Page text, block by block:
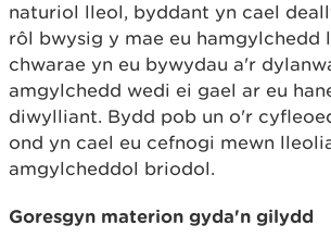
naturiol lleol, byddant yn cael
rôl bwysig y mae eu hamgylchedd
chwarae yn eu bywydau a'r
amgylchedd wedi ei gael ar eu
diwylliant. Bydd pob un o'r
ond yn cael eu cefnogi mewn
amgylcheddol briodol.
Goresgyn materion gyda'n gilydd